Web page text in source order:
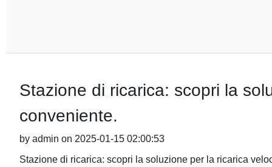
Stazione di ricarica: scopri la
conveniente.
by admin on 2025-01-15 02:00:53
Stazione di ricarica: scopri la soluzione per la ricarica